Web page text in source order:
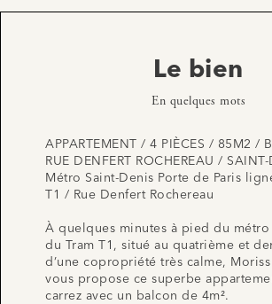
Le bien
En quelques mots
APPARTEMENT / 4 PIÈCES / 85M2 /
RUE DENFERT ROCHEREAU /
Métro Saint-Denis Porte de Paris
T1 / Rue Denfert Rochereau
À quelques minutes à pied du
du Tram T1, situé au quatrième et
d’une copropriété très calme,
vous propose ce superbe
carrez avec un balcon de 4m².